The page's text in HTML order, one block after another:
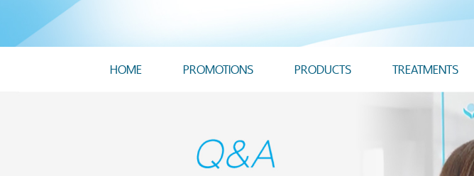
HOME PROMOTIONS PRODUCTS TREATMENTS